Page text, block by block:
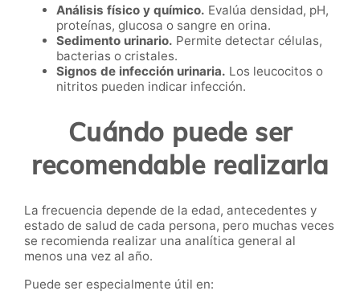
Análisis físico y químico. Evalúa densidad, pH,
proteínas, glucosa o sangre en orina.
Sedimento urinario. Permite detectar células,
bacterias o cristales.
Signos de infección urinaria. Los leucocitos o
nitritos pueden indicar infección.
Cuándo puede ser
recomendable realizarla
La frecuencia depende de la edad, antecedentes y
estado de salud de cada persona, pero muchas veces
se recomienda realizar una analítica general al
menos una vez al año.
Puede ser especialmente útil en: